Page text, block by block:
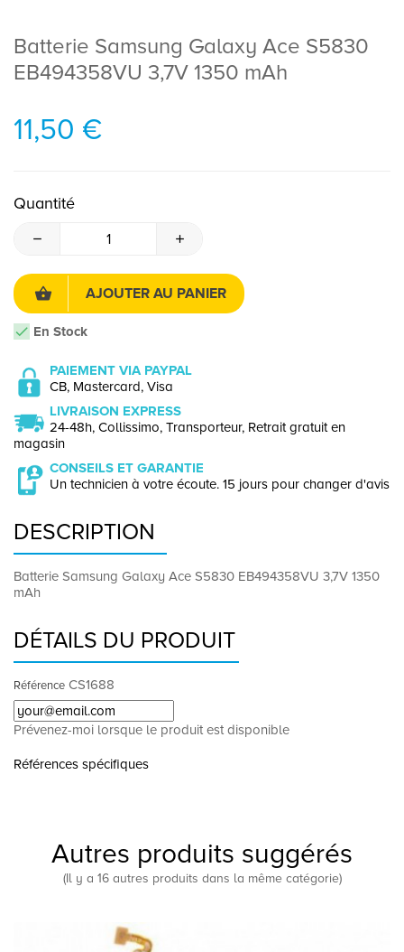
Batterie Samsung Galaxy Ace S5830
EB494358VU 3,7V 1350 mAh
11,50 €
Quantité
AJOUTER AU PANIER
En Stock
PAIEMENT VIA PAYPAL
CB, Mastercard, Visa
LIVRAISON EXPRESS
24-48h, Collissimo, Transporteur, Retrait gratuit en
magasin
CONSEILS ET GARANTIE
Un technicien à votre écoute. 15 jours pour changer d'avis
DESCRIPTION
Batterie Samsung Galaxy Ace S5830 EB494358VU 3,7V 1350
mAh
DÉTAILS DU PRODUIT
Référence CS1688
Prévenez-moi lorsque le produit est disponible
Références spécifiques
Autres produits suggérés
(Il y a 16 autres produits dans la même catégorie)